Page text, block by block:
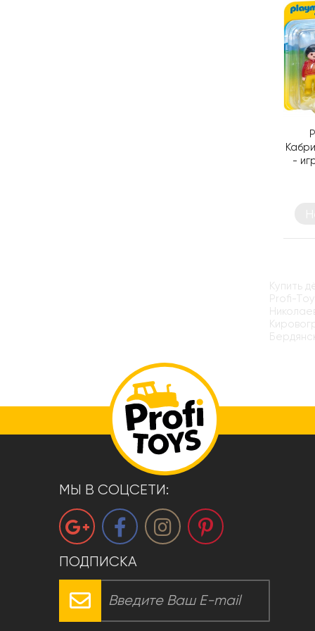
-
Купить
Profi-
МЫ В СОЦСЕТИ:
ПОДПИСКА